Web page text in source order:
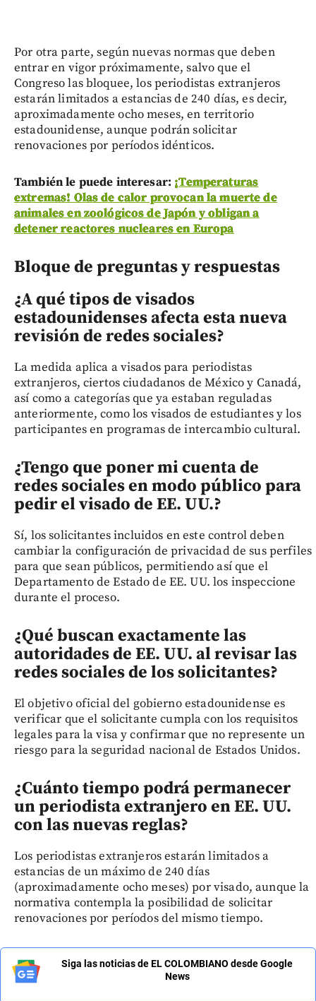
Por otra parte, según nuevas normas que deben
entrar en vigor próximamente, salvo que el
Congreso las bloquee, los periodistas extranjeros
estarán limitados a estancias de 240 días, es decir,
aproximadamente ocho meses, en territorio
estadounidense, aunque podrán solicitar
renovaciones por períodos idénticos.
También le puede interesar: ¡Temperaturas
extremas! Olas de calor provocan la muerte de
animales en zoológicos de Japón y obligan a
detener reactores nucleares en Europa
Bloque de preguntas y respuestas
¿A qué tipos de visados
estadounidenses afecta esta nueva
revisión de redes sociales?
La medida aplica a visados para periodistas
extranjeros, ciertos ciudadanos de México y Canadá,
así como a categorías que ya estaban reguladas
anteriormente, como los visados de estudiantes y los
participantes en programas de intercambio cultural.
¿Tengo que poner mi cuenta de
redes sociales en modo público para
pedir el visado de EE. UU.?
Sí, los solicitantes incluidos en este control deben
cambiar la configuración de privacidad de sus perfiles
para que sean públicos, permitiendo así que el
Departamento de Estado de EE. UU. los inspeccione
durante el proceso.
¿Qué buscan exactamente las
autoridades de EE. UU. al revisar las
redes sociales de los solicitantes?
El objetivo oficial del gobierno estadounidense es
verificar que el solicitante cumpla con los requisitos
legales para la visa y confirmar que no represente un
riesgo para la seguridad nacional de Estados Unidos.
¿Cuánto tiempo podrá permanecer
un periodista extranjero en EE. UU.
con las nuevas reglas?
Los periodistas extranjeros estarán limitados a
estancias de un máximo de 240 días
(aproximadamente ocho meses) por visado, aunque la
normativa contempla la posibilidad de solicitar
renovaciones por períodos del mismo tiempo.
Siga las noticias de EL COLOMBIANO desde Google
News